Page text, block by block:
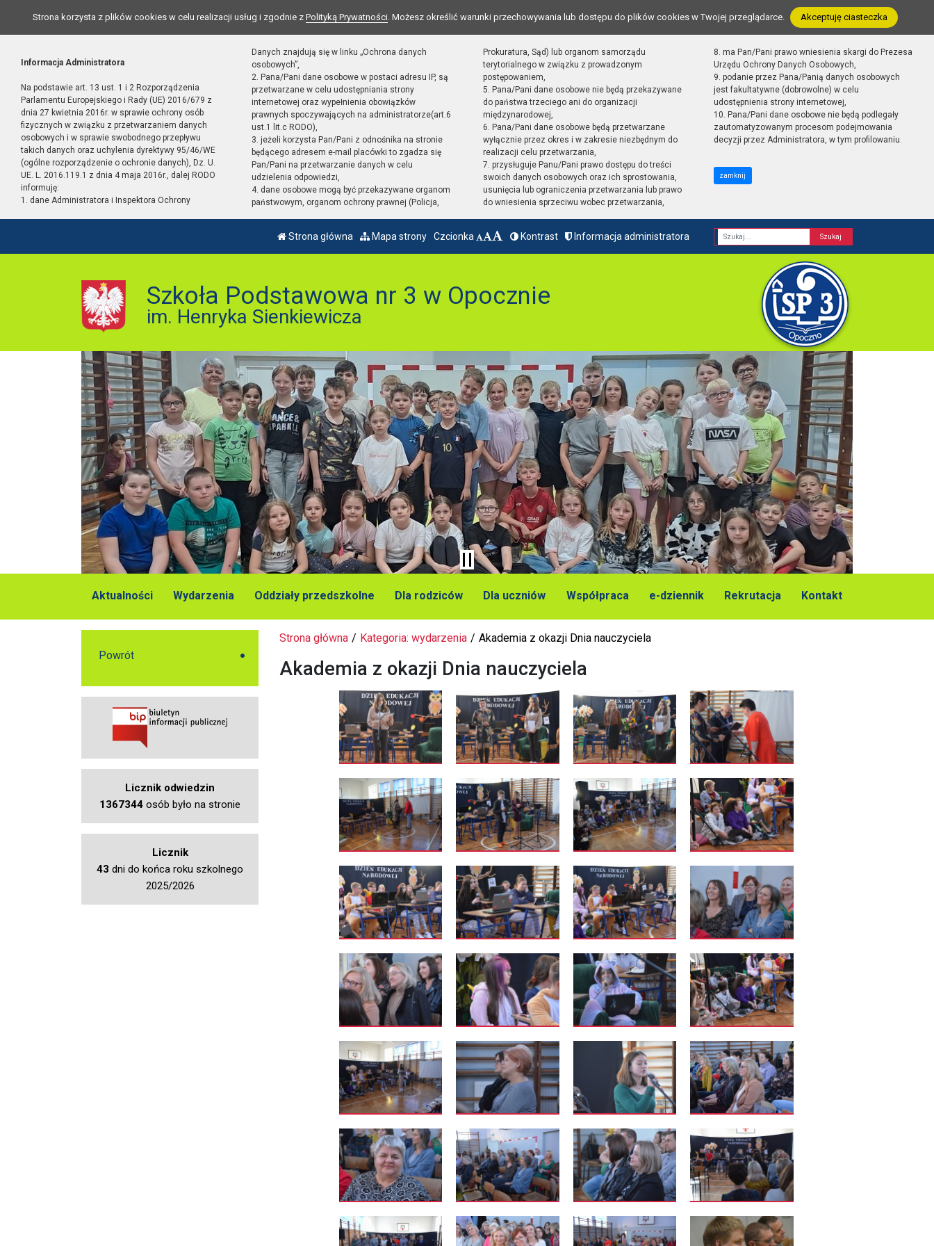
Strona korzysta z plików cookies w celu realizacji usług i zgodnie z Polityką Prywatności. Możesz określić warunki przechowywania lub dostępu do plików cookies w Twojej przeglądarce. Akceptuję ciasteczka
Informacja Administratora
Na podstawie art. 13 ust. 1 i 2 Rozporządzenia
Parlamentu Europejskiego i Rady (UE) 2016/679 z
dnia 27 kwietnia 2016r. w sprawie ochrony osób
fizycznych w związku z przetwarzaniem danych
osobowych i w sprawie swobodnego przepływu
takich danych oraz uchylenia dyrektywy 95/46/WE
(ogólne rozporządzenie o ochronie danych), Dz. U.
UE. L. 2016.119.1 z dnia 4 maja 2016r., dalej RODO
informuję:
1. dane Administratora i Inspektora Ochrony
Danych znajdują się w linku „Ochrona danych
osobowych”,
2. Pana/Pani dane osobowe w postaci adresu IP, są
przetwarzane w celu udostępniania strony
internetowej oraz wypełnienia obowiązków
prawnych spoczywających na administratorze(art.6
ust.1 lit.c RODO),
3. jeżeli korzysta Pan/Pani z odnośnika na stronie
będącego adresem e-mail placówki to zgadza się
Pan/Pani na przetwarzanie danych w celu
udzielenia odpowiedzi,
4. dane osobowe mogą być przekazywane organom
państwowym, organom ochrony prawnej (Policja,
Prokuratura, Sąd) lub organom samorządu
terytorialnego w związku z prowadzonym
postępowaniem,
5. Pana/Pani dane osobowe nie będą przekazywane
do państwa trzeciego ani do organizacji
międzynarodowej,
6. Pana/Pani dane osobowe będą przetwarzane
wyłącznie przez okres i w zakresie niezbędnym do
realizacji celu przetwarzania,
7. przysługuje Panu/Pani prawo dostępu do treści
swoich danych osobowych oraz ich sprostowania,
usunięcia lub ograniczenia przetwarzania lub prawo
do wniesienia sprzeciwu wobec przetwarzania,
8. ma Pan/Pani prawo wniesienia skargi do Prezesa
Urzędu Ochrony Danych Osobowych,
9. podanie przez Pana/Panią danych osobowych
jest fakultatywne (dobrowolne) w celu
udostępnienia strony internetowej,
10. Pana/Pani dane osobowe nie będą podlegały
zautomatyzowanym procesom podejmowania
decyzji przez Administratora, w tym profilowaniu.
zamknij
Strona główna Mapa strony Czcionka Kontrast Informacja administratora
Fraza
Szkoła Podstawowa nr 3 w Opocznie
im. Henryka Sienkiewicza
Aktualności Wydarzenia Oddziały przedszkolne Dla rodziców Dla uczniów Współpraca e-dziennik Rekrutacja Kontakt
Strona główna Kategoria: wydarzenia Akademia z okazji Dnia nauczyciela
Akademia z okazji Dnia nauczyciela
Powrót
Licznik odwiedzin
1367344 osób było na stronie
Licznik
43 dni do końca roku szkolnego
2025/2026